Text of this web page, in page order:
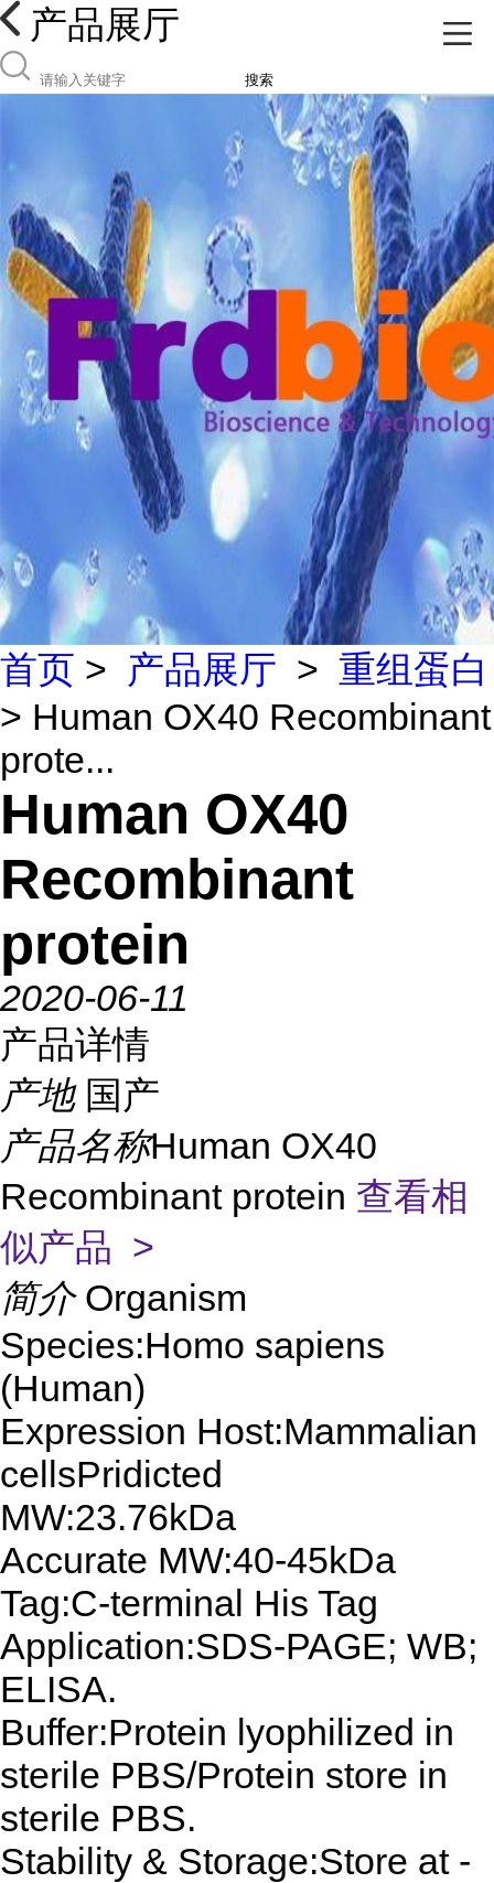
产品展厅
搜索
首页 > 产品展厅 > 重组蛋白
> Human OX40 Recombinant
prote...
Human OX40
Recombinant
protein
2020-06-11
产品详情
产地 国产
产品名称Human OX40
Recombinant protein 查看相
似产品 >
简介 Organism
Species:Homo sapiens
(Human)
Expression Host:Mammalian
cellsPridicted
MW:23.76kDa
Accurate MW:40-45kDa
Tag:C-terminal His Tag
Application:SDS-PAGE; WB;
ELISA.
Buffer:Protein lyophilized in
sterile PBS/Protein store in
sterile PBS.
Stability & Storage:Store at -